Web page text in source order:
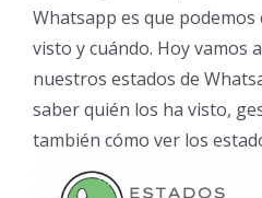
Whatsapp es que
visto y cuándo. Hoy vamos
nuestros estados de
saber quién los ha visto,
también cómo ver los